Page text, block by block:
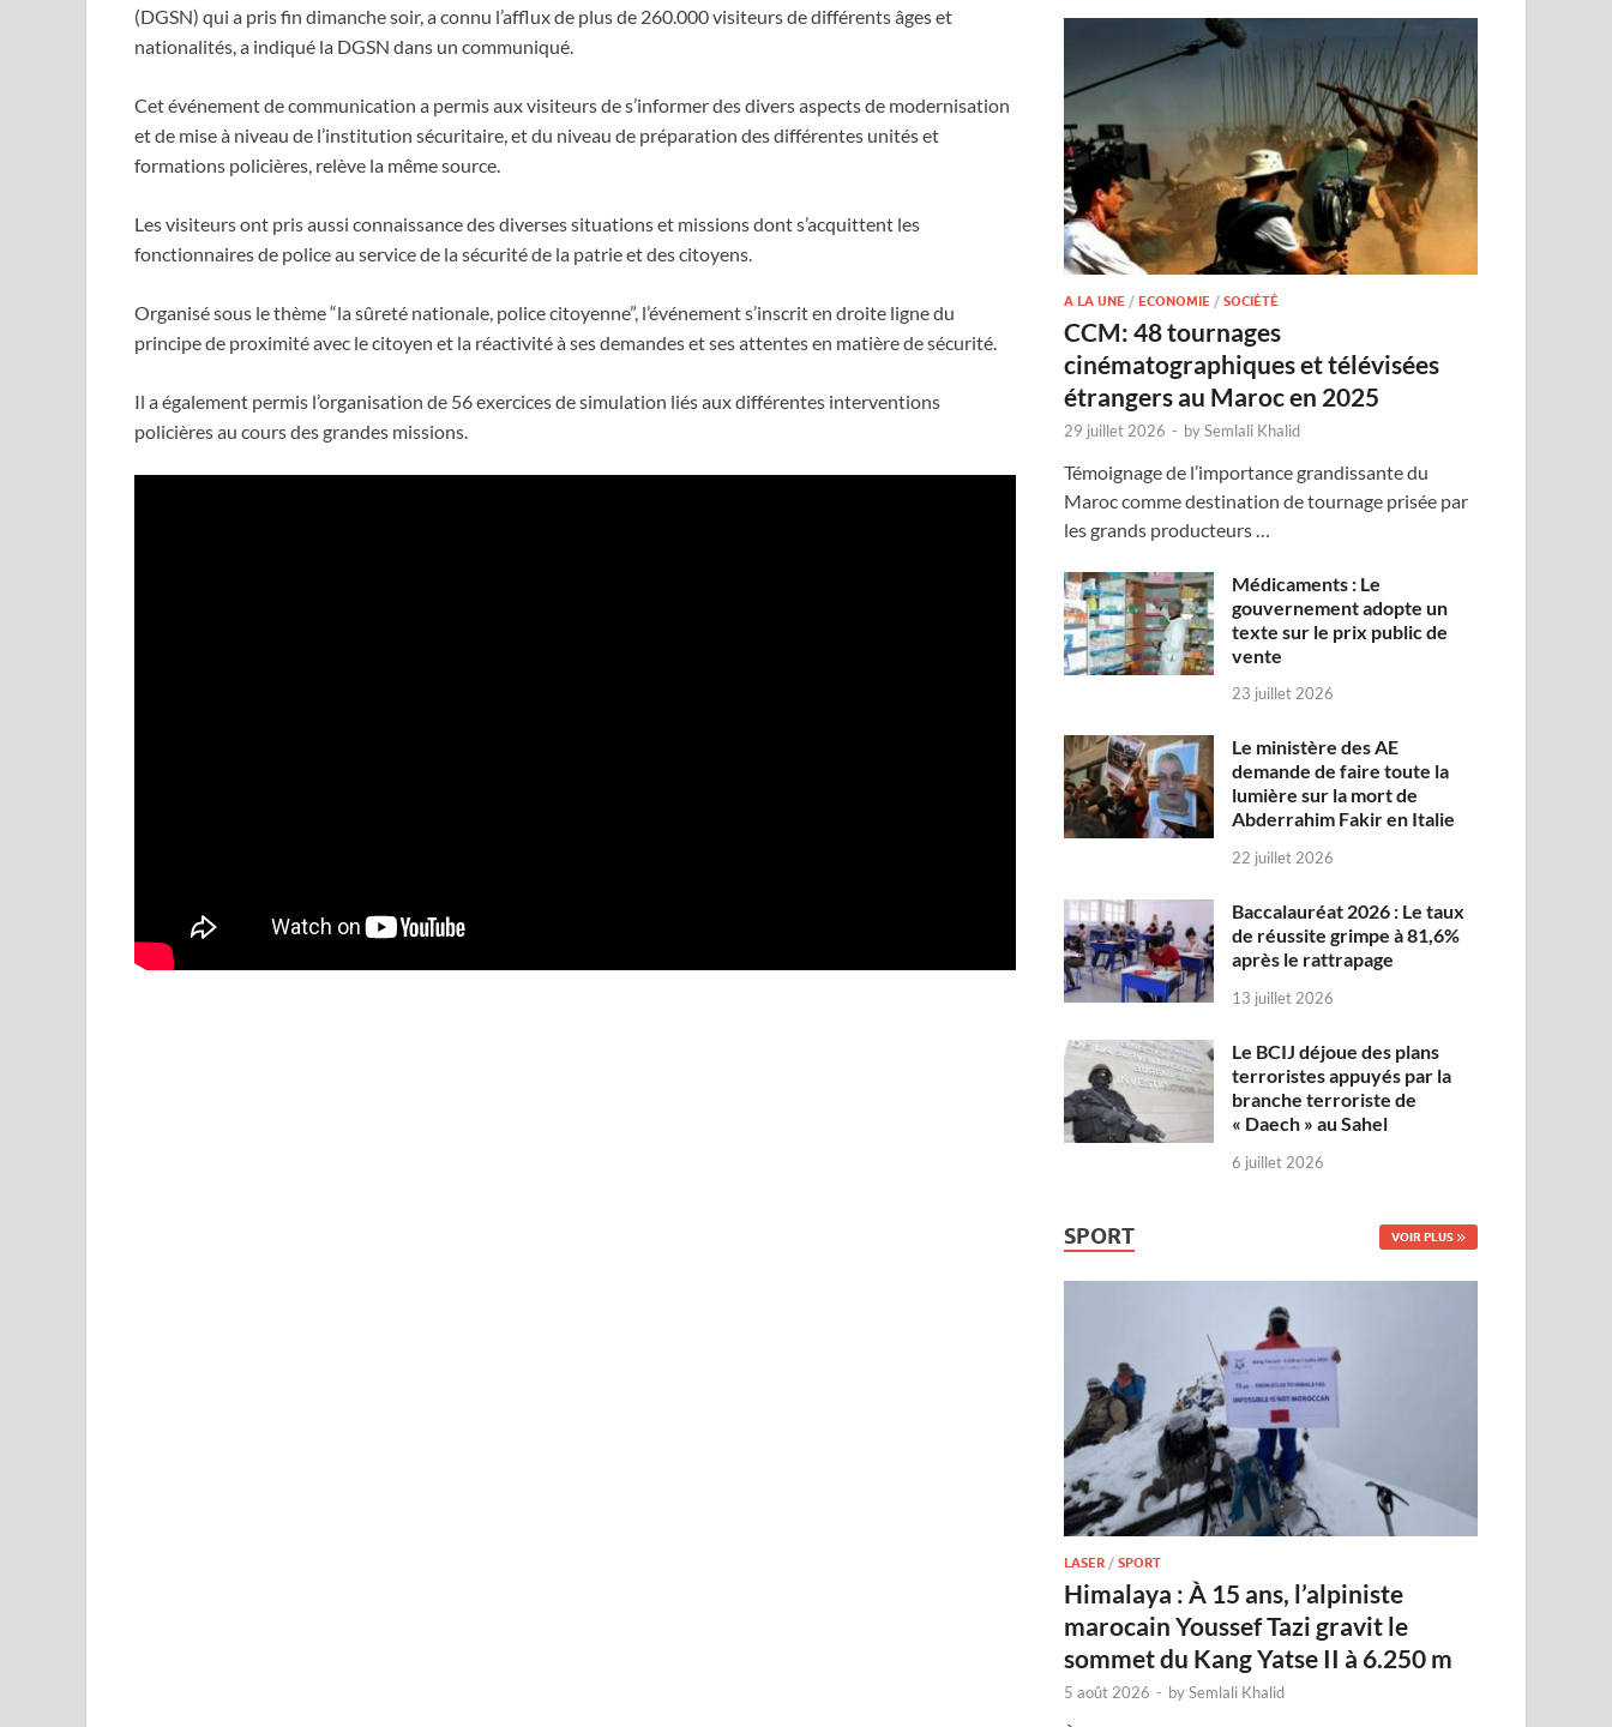
(DGSN) qui a pris fin dimanche soir, a connu l’afflux de plus de 260.000 visiteurs de différents âges et
nationalités, a indiqué la DGSN dans un communiqué.
Cet événement de communication a permis aux visiteurs de s’informer des divers aspects de modernisation
et de mise à niveau de l’institution sécuritaire, et du niveau de préparation des différentes unités et
formations policières, relève la même source.
Les visiteurs ont pris aussi connaissance des diverses situations et missions dont s’acquittent les
fonctionnaires de police au service de la sécurité de la patrie et des citoyens.
Organisé sous le thème “la sûreté nationale, police citoyenne”, l’événement s’inscrit en droite ligne du
principe de proximité avec le citoyen et la réactivité à ses demandes et ses attentes en matière de sécurité.
Il a également permis l’organisation de 56 exercices de simulation liés aux différentes interventions
policières au cours des grandes missions.
A LA UNE /ECONOMIE /SOCIÉTÉ
CCM: 48 tournages
cinématographiques et télévisées
étrangers au Maroc en 2025
29 juillet 2026 - bySemlali Khalid
Témoignage de l’importance grandissante du
Maroc comme destination de tournage prisée par
les grands producteurs …
Médicaments : Le
gouvernement adopte un
texte sur le prix public de
vente
23 juillet 2026
Le ministère des AE
demande de faire toute la
lumière sur la mort de
Abderrahim Fakir en Italie
22 juillet 2026
Baccalauréat 2026 : Le taux
de réussite grimpe à 81,6%
après le rattrapage
13 juillet 2026
Le BCIJ déjoue des plans
terroristes appuyés par la
branche terroriste de
« Daech » au Sahel
6 juillet 2026
SPORT VOIR PLUS
LASER /SPORT
Himalaya : À 15 ans, l’alpiniste
marocain Youssef Tazi gravit le
sommet du Kang Yatse II à 6.250 m
5 août 2026 - bySemlali Khalid